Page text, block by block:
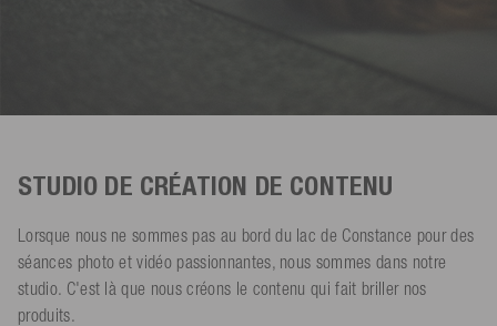
STUDIO DE CRÉATION DE CONTENU
Lorsque nous ne sommes pas au bord du lac de Constance pour des
séances photo et vidéo passionnantes, nous sommes dans notre
studio. C'est là que nous créons le contenu qui fait briller nos
produits.